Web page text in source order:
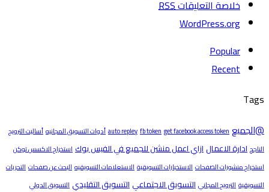
خلاصة التعليقاتRSS
WordPress.org
Popular
Recent
Tags
@الجميع auto repley fb token get facebook access token أدوات التسويق المجانيه أساليت الترويج
الناجح ادارة الاعمال ازاي اعمل منشن للجميع في الفيس بوك استخراج الاكسس توكن
استخراج منشورات الصفحات الاستخبارات التسويقية الاستعلامات التسويقيه البحث عن صفحات التحريات
التسويقية الترويج المجاني التسويق الاجتماعي التسويق التقليدي التسويق الدولي